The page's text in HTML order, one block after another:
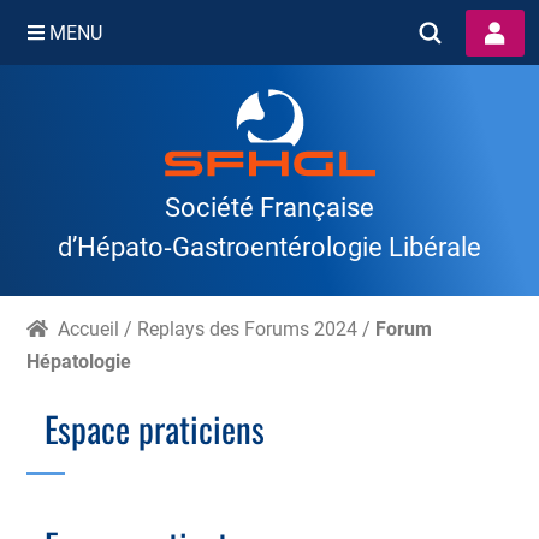
Skip
MENU
Société Française
d’Hépato‑Gastroentérologie Libérale
Accueil / Replays des Forums 2024 / Forum
Hépatologie
Espace praticiens